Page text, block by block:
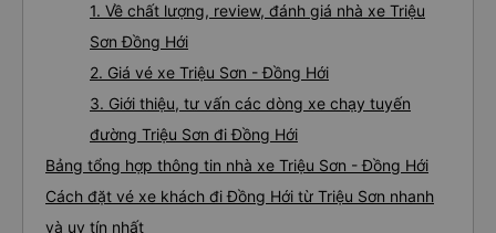
1. Về chất lượng, review, đánh giá nhà xe Triệu
Sơn Đồng Hới
2. Giá vé xe Triệu Sơn - Đồng Hới
3. Giới thiệu, tư vấn các dòng xe chạy tuyến
đường Triệu Sơn đi Đồng Hới
Bảng tổng hợp thông tin nhà xe Triệu Sơn - Đồng Hới
Cách đặt vé xe khách đi Đồng Hới từ Triệu Sơn nhanh
và uy tín nhất